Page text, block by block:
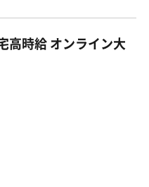
高時給 オンライン大